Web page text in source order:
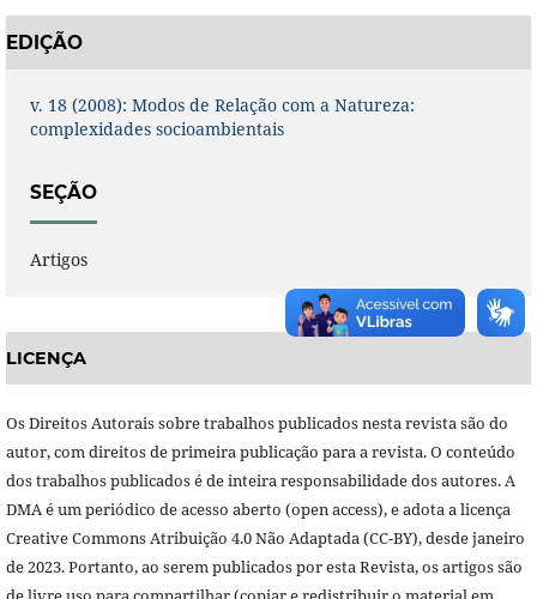
EDIÇÃO
v. 18 (2008): Modos de Relação com a Natureza:
complexidades socioambientais
SEÇÃO
Artigos
LICENÇA
Os Direitos Autorais sobre trabalhos publicados nesta revista são do
autor, com direitos de primeira publicação para a revista. O conteúdo
dos trabalhos publicados é de inteira responsabilidade dos autores. A
DMA é um periódico de acesso aberto (open access), e adota a licença
Creative Commons Atribuição 4.0 Não Adaptada (CC-BY), desde janeiro
de 2023. Portanto, ao serem publicados por esta Revista, os artigos são